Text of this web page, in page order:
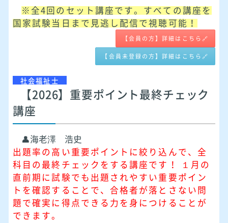
※全4回のセット講座です。すべての講座を
国家試験当日まで見逃し配信で視聴可能！
【会員の方】詳細はこちら🔗
【会員未登録の方】詳細はこちら🔗
社会福祉士
【2026】重要ポイント最終チェック
講座
👤海老澤 浩史
出題率の高い重要ポイントに絞り込んで、全
科目の最終チェックをする講座です！ １月の
直前期に試験でも出題されやすい重要ポイン
トを確認することで、合格者が落とさない問
題で確実に得点できる力を身につけることが
できます。